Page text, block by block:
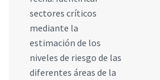
sectores críticos
mediante la
estimación de los
niveles de riesgo de las
diferentes áreas de la